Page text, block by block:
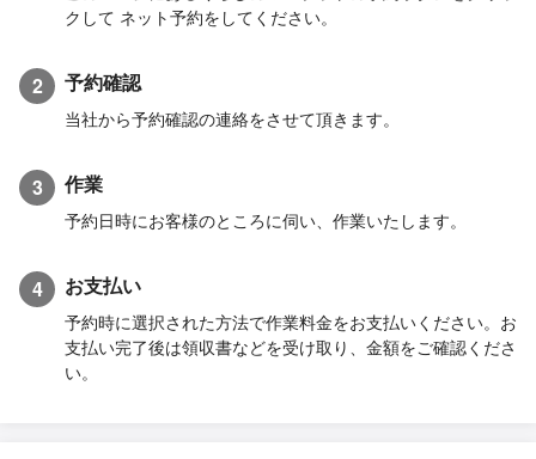
クして ネット予約をしてください。
2 予約確認
当社から予約確認の連絡をさせて頂きます。
3 作業
予約日時にお客様のところに伺い、作業いたします。
4 お支払い
予約時に選択された方法で作業料金をお支払いください。お
支払い完了後は領収書などを受け取り、金額をご確認くださ
い。